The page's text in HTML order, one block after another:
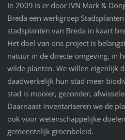
In 2009 is er door IVN Mark &
Breda een werkgroep
stadsplanten van Breda in kaart
Het doel van ons project is
natuur in de directe omgeving, in
wilde planten. We willen eigenlijk
daadwerkelijk hun stad meer
stad is mooier, gezonder,
Daarnaast inventariseren we de
ook voor wetenschappelijke
gemeentelijk groenbeleid.